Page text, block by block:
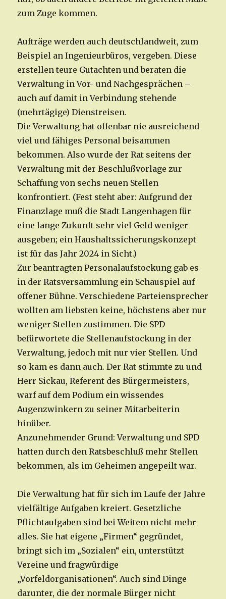
zum Zuge kommen.
Aufträge werden auch deutschlandweit, zum
Beispiel an Ingenieurbüros, vergeben. Diese
erstellen teure Gutachten und beraten die
Verwaltung in Vor- und Nachgesprächen –
auch auf damit in Verbindung stehende
(mehrtägige) Dienstreisen.
Die Verwaltung hat offenbar nie ausreichend
viel und fähiges Personal beisammen
bekommen. Also wurde der Rat seitens der
Verwaltung mit der Beschlußvorlage zur
Schaffung von sechs neuen Stellen
konfrontiert. (Fest steht aber: Aufgrund der
Finanzlage muß die Stadt Langenhagen für
eine lange Zukunft sehr viel Geld weniger
ausgeben; ein Haushaltssicherungskonzept
ist für das Jahr 2024 in Sicht.)
Zur beantragten Personalaufstockung gab es
in der Ratsversammlung ein Schauspiel auf
offener Bühne. Verschiedene Parteiensprecher
wollten am liebsten keine, höchstens aber nur
weniger Stellen zustimmen. Die SPD
befürwortete die Stellenaufstockung in der
Verwaltung, jedoch mit nur vier Stellen. Und
so kam es dann auch. Der Rat stimmte zu und
Herr Sickau, Referent des Bürgermeisters,
warf auf dem Podium ein wissendes
Augenzwinkern zu seiner Mitarbeiterin
hinüber.
Anzunehmender Grund: Verwaltung und SPD
hatten durch den Ratsbeschluß mehr Stellen
bekommen, als im Geheimen angepeilt war.
Die Verwaltung hat für sich im Laufe der Jahre
vielfältige Aufgaben kreiert. Gesetzliche
Pflichtaufgaben sind bei Weitem nicht mehr
alles. Sie hat eigene „Firmen“ gegründet,
bringt sich im „Sozialen“ ein, unterstützt
Vereine und fragwürdige
„Vorfeldorganisationen“. Auch sind Dinge
darunter, die der normale Bürger nicht